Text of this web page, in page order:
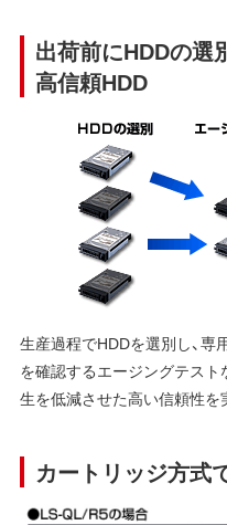
出荷前にHDDの選
高信頼HDD
生産過程でHDDを選別し、
を確認するエージングテスト
生を低減させた高い信頼性を
カートリッジ方式